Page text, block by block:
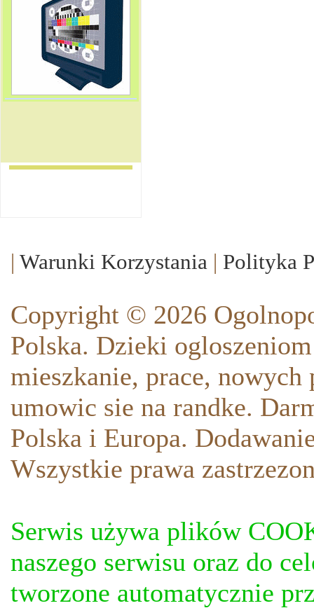
| Warunki Korzystania | Polityka
Copyright © 2026
Polska. Dzieki
mieszkanie, prace,
umowic sie na randke.
Polska i Europa.
Wszystkie prawa
Serwis używa plików
naszego serwisu oraz do
tworzone automatycznie